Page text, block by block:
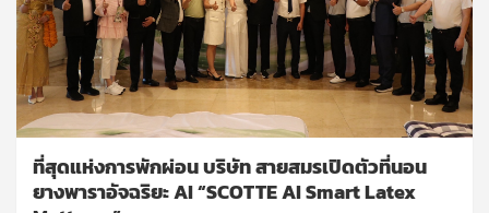
ที่สุดแห่งการพักผ่อน บริษัท สายสมรเปิดตัวที่นอน
ยางพาราอัจฉริยะ AI “SCOTTE AI Smart Latex